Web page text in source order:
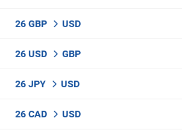
26 GBP USD
26 USD GBP
26 JPY USD
26 CAD USD